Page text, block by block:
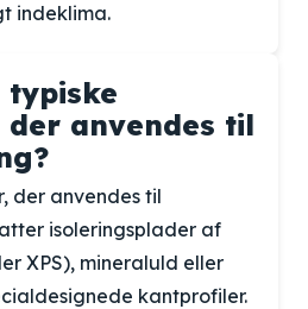
indeklima.
typiske
anvendes til
der anvendes til
isoleringsplader af
XPS), mineraluld eller
kantprofiler.